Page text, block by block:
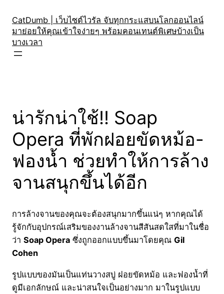
content
CatDumb | เว็บไซต์ไวรัล จับทุกกระแสบนโลกออนไลน์
มาย่อยให้คุณเข้าใจง่ายๆ พร้อมคอนเทนต์พิเศษบ้างเป็น
บางเวลา
น่ารักน่าใช้!! Soap
Opera ที่พักฝอยขัดหม้อ-
ฟองน้ำ ช่วยทำให้การล้าง
จานสนุกขึ้นได้อีก
การล้างจานของคุณจะต้องสนุกมากขึ้นแน่ๆ หากคุณได้
รู้จักกับอุปกรณ์เสริมของงานล้างจานสีสันสดใสที่มาในชื่อ
ว่า Soap Opera ซึ่งถูกออกแบบขึ้นมาโดยคุณ Gil
Cohen
รูปแบบของมันเป็นแท่นวางสบู่ ฝอยขัดหม้อ และฟองน้ำที่
ดูมีเอกลักษณ์ และน่าสนใจเป็นอย่างมาก มาในรูปแบบ